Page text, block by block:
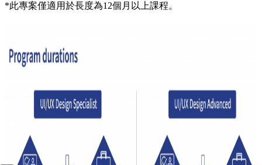
*此專案僅適用於長度為12個月以上課程。